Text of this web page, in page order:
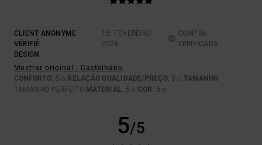
CLIENT ANONYME
VÉRIFIÉ
15. FEVEREIRO
2026
COMPRA
VERIFICADA
DESIGN
Mostrar original - Castelhano
CONFORTO: 5 /5 RELAÇÃO QUALIDADE/PREÇO: 5 /5 TAMANHO:
TAMANHO PERFEITO MATERIAL: 5 /5 COR: 5/5
5/5